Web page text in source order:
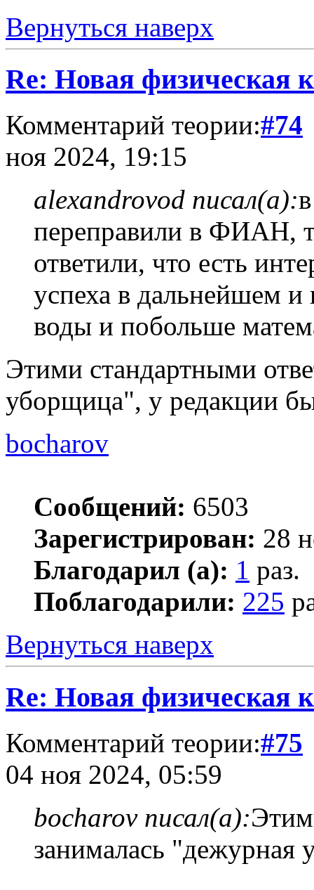
Вернуться наверх
Re: Новая физическая
Комментарий теории:#74
ноя 2024, 19:15
alexandrovod писал(а):
переправили в ФИАН,
ответили, что есть
успеха в дальнейшем
воды и побольше
Этими стандартными
уборщица", у редакции
bocharov
Сообщений: 6503
Зарегистрирован: 28
Благодарил (а): 1 раз.
Поблагодарили: 225
Вернуться наверх
Re: Новая физическая
Комментарий теории:#75
04 ноя 2024, 05:59
bocharov писал(а):
занималась "дежурная